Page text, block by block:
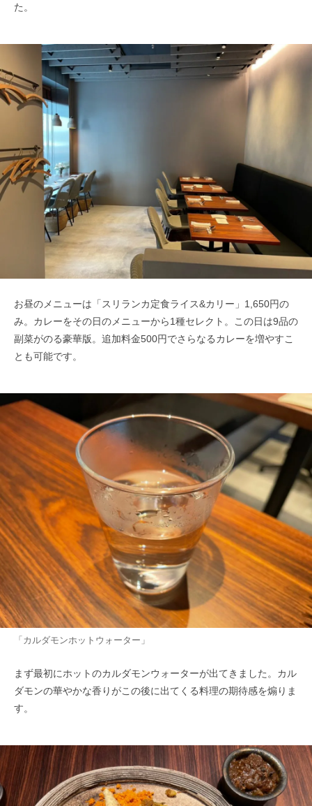
た。
お昼のメニューは「スリランカ定食ライス&カリー」1,650円の
み。カレーをその日のメニューから1種セレクト。この日は9品の
副菜がのる豪華版。追加料金500円でさらなるカレーを増やすこ
とも可能です。
「カルダモンホットウォーター」
まず最初にホットのカルダモンウォーターが出てきました。カル
ダモンの華やかな香りがこの後に出てくる料理の期待感を煽りま
す。